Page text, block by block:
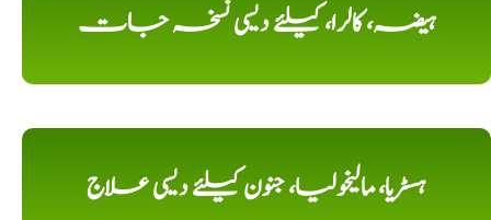
ہیضہ، کالرا، کیلئے دیسی نسخہ جات
ہسٹریا، مالیخولیا، جنون کیلئے دیسی علاج